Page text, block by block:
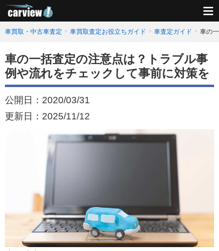
車買取・中古車査定 車買取査定お役立ちガイド 車査定ガイド 車の
車の一括査定の注意点は？トラブル事
例や流れをチェックして事前に対策を
公開日： 2020/03/31
更新日： 2025/11/12